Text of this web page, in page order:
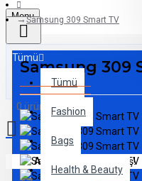
Menu
Tümü
Tümü
Fashion
Bags
Health & Beauty
0 ürün - 0,00TL
Alışveriş sepetiniz boş!
Samsung 309 Smart TV
Samsung 309